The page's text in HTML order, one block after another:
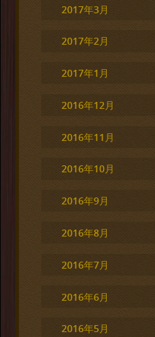
2017年3月
2017年2月
2017年1月
2016年12月
2016年11月
2016年10月
2016年9月
2016年8月
2016年7月
2016年6月
2016年5月